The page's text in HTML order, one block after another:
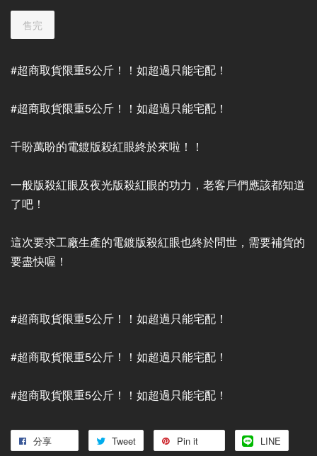
售完
#超商取貨限重5公斤！！如超過只能宅配！
#超商取貨限重5公斤！！如超過只能宅配！
千盼萬盼的電鍍版殺紅眼終於來啦！！
一般版殺紅眼及夜光版殺紅眼的功力，老客戶們應該都知道
了吧！
這次要求工廠生產的電鍍版殺紅眼也終於問世，需要補貨的
要盡快喔！
#超商取貨限重5公斤！！如超過只能宅配！
#超商取貨限重5公斤！！如超過只能宅配！
#超商取貨限重5公斤！！如超過只能宅配！
分享 Tweet Pin it LINE